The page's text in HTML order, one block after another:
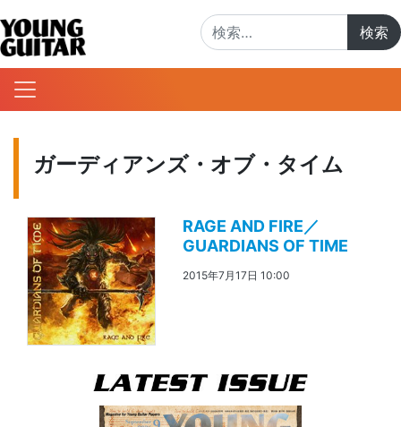
ガーディアンズ・オブ・タイム
RAGE AND FIRE／
GUARDIANS OF TIME
2015年7月17日 10:00